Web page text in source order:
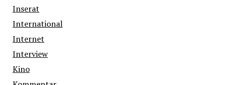
Inserat
International
Internet
Interview
Kino